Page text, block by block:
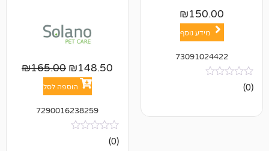
₪165.00
7290016238259